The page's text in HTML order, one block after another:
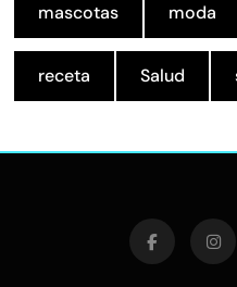
mascotas moda
receta Salud